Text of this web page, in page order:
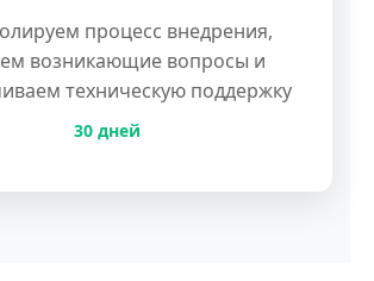
процесс внедрения,
возникающие вопросы и
техническую поддержку
30 дней